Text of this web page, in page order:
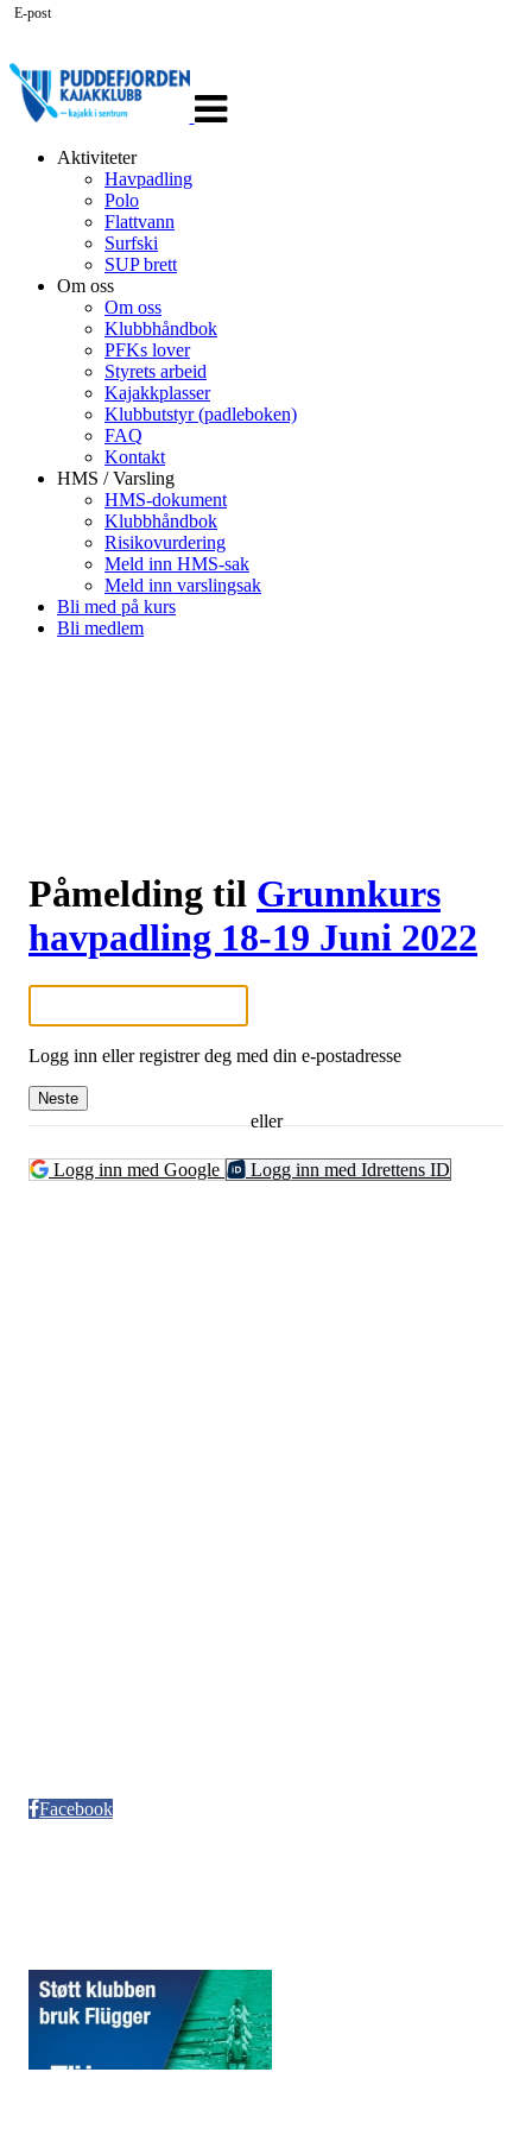
navigasjon
Aktiviteter
Havpadling
Polo
Flattvann
Surfski
SUP brett
Om oss
Om oss
Klubbhåndbok
PFKs lover
Styrets arbeid
Kajakkplasser
Klubbutstyr (padleboken)
FAQ
Kontakt
HMS / Varsling
HMS-dokument
Klubbhåndbok
Risikovurdering
Meld inn HMS-sak
Meld inn varslingsak
Bli med på kurs
Bli medlem
Påmelding til Grunnkurs
havpadling 18-19 Juni 2022
E-post
Logg inn eller registrer deg med din e-postadresse
Neste
eller
Logg inn med Google Logg inn med Idrettens ID
Facebook